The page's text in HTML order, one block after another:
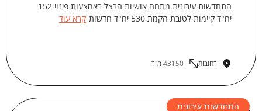
התחדשות עירונית מתחם אושיות הרצל באמצעות פינוי 152
יח"ד קיימות לטובת הקמת 530 יח"ד חדשות
קרא עוד
רחובות 43150 מ"ר
התחדשות עירונית